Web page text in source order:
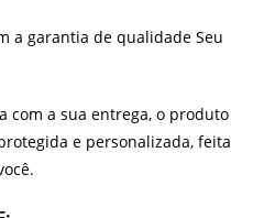
a garantia de qualidade Seu
com a sua entrega, o produto
e personalizada, feita